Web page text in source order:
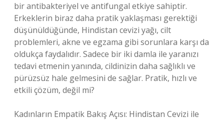
bir antibakteriyel ve antifungal etkiye sahiptir.
Erkeklerin biraz daha pratik yaklaşması gerektiği
düşünüldüğünde, Hindistan cevizi yağı, cilt
problemleri, akne ve egzama gibi sorunlara karşı da
oldukça faydalıdır. Sadece bir iki damla ile yaranızı
tedavi etmenin yanında, cildinizin daha sağlıklı ve
pürüzsüz hale gelmesini de sağlar. Pratik, hızlı ve
etkili çözüm, değil mi?
Kadınların Empatik Bakış Açısı: Hindistan Cevizi ile